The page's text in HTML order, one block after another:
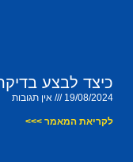
כיצד לבצע
19/08/2024 אין תגובות
לקריאת המאמר >>>